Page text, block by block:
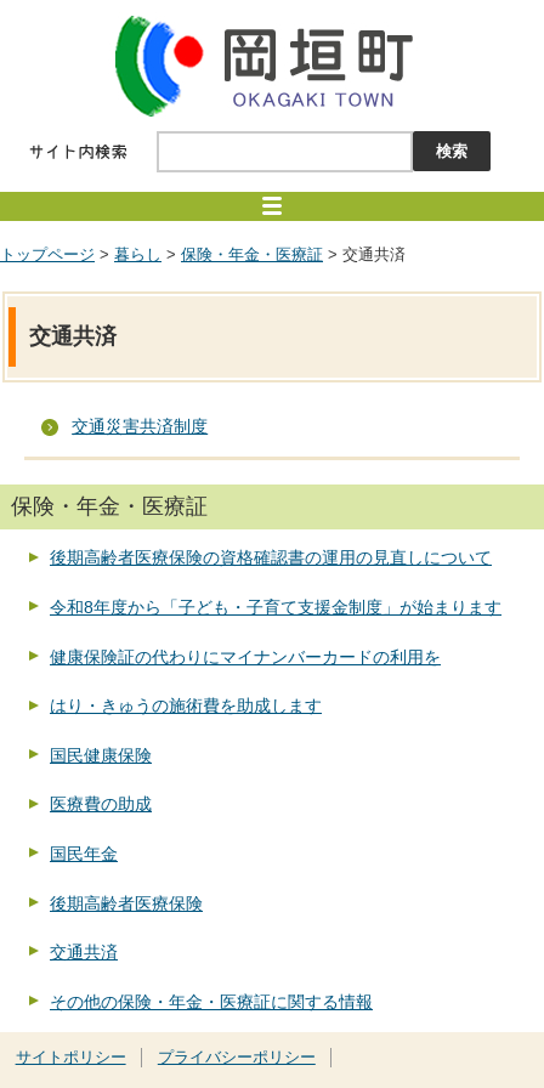
トップページ > 暮らし > 保険・年金・医療証 > 交通共済
交通共済
交通災害共済制度
保険・年金・医療証
後期高齢者医療保険の資格確認書の運用の見直しについて
令和8年度から「子ども・子育て支援金制度」が始まります
健康保険証の代わりにマイナンバーカードの利用を
はり・きゅうの施術費を助成します
国民健康保険
医療費の助成
国民年金
後期高齢者医療保険
交通共済
その他の保険・年金・医療証に関する情報
サイトポリシー プライバシーポリシー